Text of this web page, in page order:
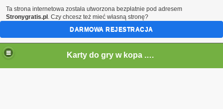
Karty do gry w kopa . Gra w kopa
Ta strona internetowa została utworzona bezpłatnie pod adresem
Stronygratis.pl . Czy chcesz też mieć własną stronę?
DARMOWA REJESTRACJA